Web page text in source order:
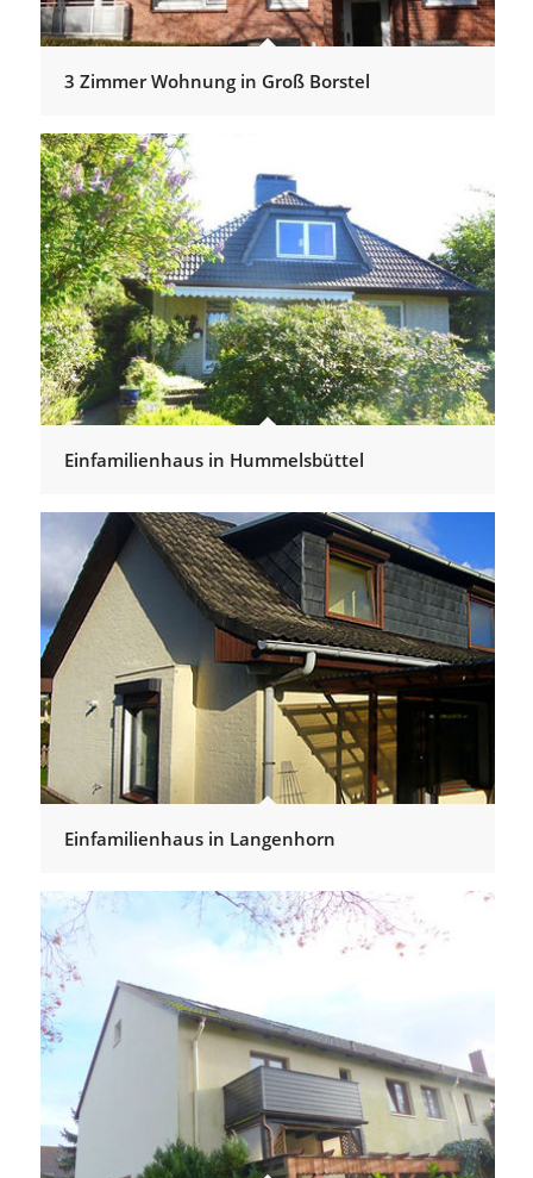
3 Zimmer Wohnung in Groß Borstel
Einfamilienhaus in Hummelsbüttel
Einfamilienhaus in Langenhorn